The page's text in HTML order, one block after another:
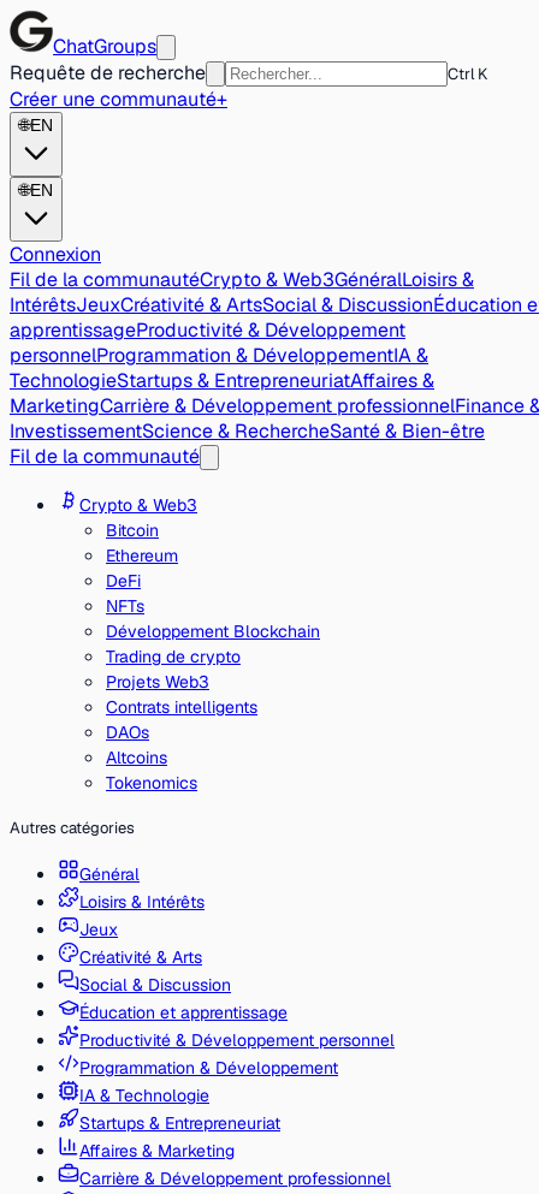
ChatGroups
Requête de recherche
Ctrl K
Créer une communauté+
🌐EN
🌐EN
Connexion
Fil de la communautéCrypto & Web3GénéralLoisirs &
IntérêtsJeuxCréativité & ArtsSocial & DiscussionÉducation
apprentissageProductivité & Développement
personnelProgrammation & DéveloppementIA &
TechnologieStartups & EntrepreneuriatAffaires &
MarketingCarrière & Développement professionnelFinance
InvestissementScience & RechercheSanté & Bien-être
Fil de la communauté
Crypto & Web3
Bitcoin
Ethereum
DeFi
NFTs
Développement Blockchain
Trading de crypto
Projets Web3
Contrats intelligents
DAOs
Altcoins
Tokenomics
Autres catégories
Général
Loisirs & Intérêts
Jeux
Créativité & Arts
Social & Discussion
Éducation et apprentissage
Productivité & Développement personnel
Programmation & Développement
IA & Technologie
Startups & Entrepreneuriat
Affaires & Marketing
Carrière & Développement professionnel